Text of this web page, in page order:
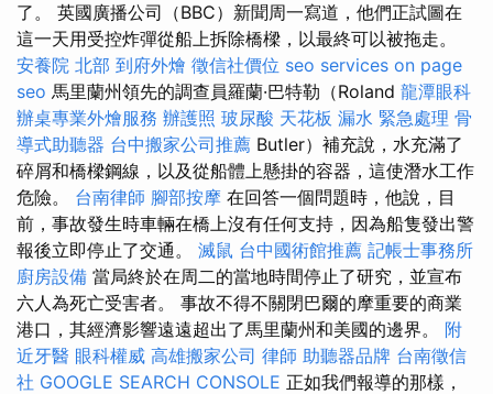
了。 英國廣播公司（BBC）新聞周一寫道，他們正試圖在
這一天用受控炸彈從船上拆除橋樑，以最終可以被拖走。
安養院 北部 到府外燴 徵信社價位 seo services on page
seo 馬里蘭州領先的調查員羅蘭·巴特勒（Roland 龍潭眼科
辦桌專業外燴服務 辦護照 玻尿酸 天花板 漏水 緊急處理 骨
導式助聽器 台中搬家公司推薦 Butler）補充說，水充滿了
碎屑和橋樑鋼線，以及從船體上懸掛的容器，這使潛水工作
危險。 台南律師 腳部按摩 在回答一個問題時，他說，目
前，事故發生時車輛在橋上沒有任何支持，因為船隻發出警
報後立即停止了交通。 滅鼠 台中國術館推薦 記帳士事務所
廚房設備 當局終於在周二的當地時間停止了研究，並宣布
六人為死亡受害者。 事故不得不關閉巴爾的摩重要的商業
港口，其經濟影響遠遠超出了馬里蘭州和美國的邊界。 附
近牙醫 眼科權威 高雄搬家公司 律師 助聽器品牌 台南徵信
社 GOOGLE SEARCH CONSOLE 正如我們報導的那樣，